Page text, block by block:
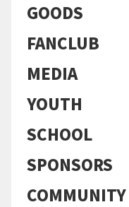
GOODS
FANCLUB
MEDIA
YOUTH
SCHOOL
SPONSORS
COMMUNITY